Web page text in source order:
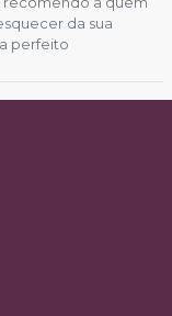
da sua
perfeito